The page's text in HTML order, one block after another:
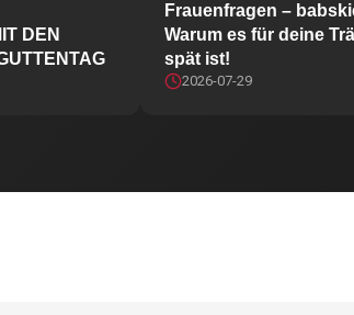
DEN
Frauenfragen –
Warum es für deine
spät ist!
2026-07-29